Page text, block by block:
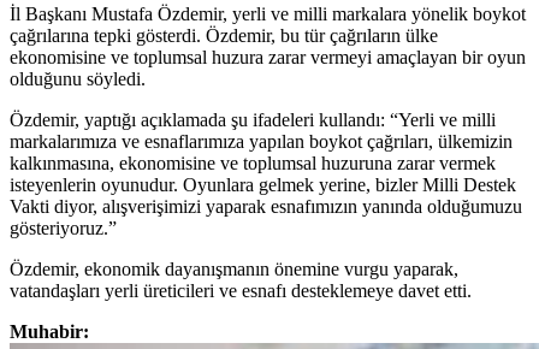
İl Başkanı Mustafa Özdemir, yerli ve milli markalara yönelik boykot
çağrılarına tepki gösterdi. Özdemir, bu tür çağrıların ülke
ekonomisine ve toplumsal huzura zarar vermeyi amaçlayan bir oyun
olduğunu söyledi.
Özdemir, yaptığı açıklamada şu ifadeleri kullandı: “Yerli ve milli
markalarımıza ve esnaflarımıza yapılan boykot çağrıları, ülkemizin
kalkınmasına, ekonomisine ve toplumsal huzuruna zarar vermek
isteyenlerin oyunudur. Oyunlara gelmek yerine, bizler Milli Destek
Vakti diyor, alışverişimizi yaparak esnafımızın yanında olduğumuzu
gösteriyoruz.”
Özdemir, ekonomik dayanışmanın önemine vurgu yaparak,
vatandaşları yerli üreticileri ve esnafı desteklemeye davet etti.
Muhabir: